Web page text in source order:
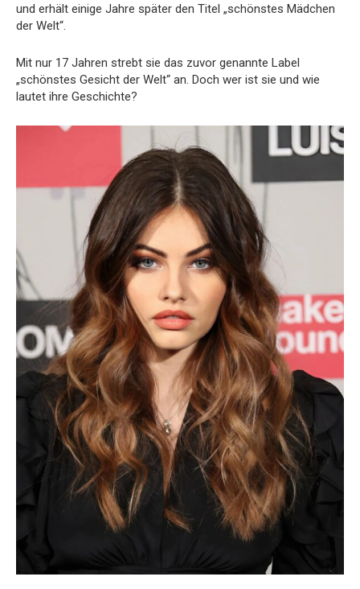
und erhält einige Jahre später den Titel „schönstes Mädchen
der Welt“.
Mit nur 17 Jahren strebt sie das zuvor genannte Label
„schönstes Gesicht der Welt“ an. Doch wer ist sie und wie
lautet ihre Geschichte?